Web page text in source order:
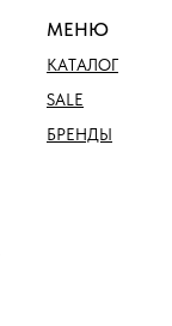
МЕНЮ
КАТАЛОГ
SALE
БРЕНДЫ